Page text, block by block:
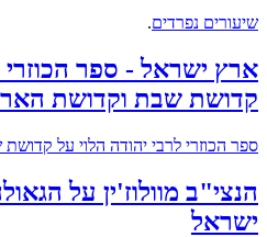
שיעורים נפרדים.
ארץ ישראל - ספר הכוזרי
קדושת שבת וקדושת
ספר הכוזרי לרבי יהודה הלוי על
הנצי"ב מוולוז'ין על
ישראל